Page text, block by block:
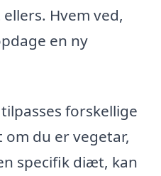
Hvem ved,
en ny
forskellige
om du er vegetar,
specifik diæt, kan